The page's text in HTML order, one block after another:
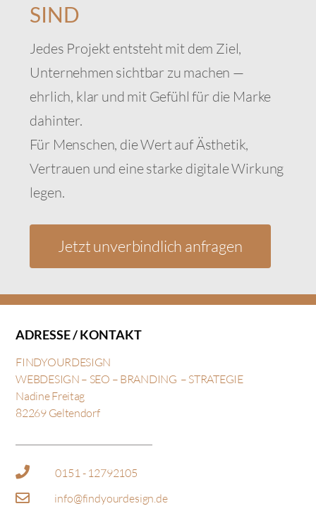
SIND
Jedes Projekt entsteht mit dem Ziel,
Unternehmen sichtbar zu machen —
ehrlich, klar und mit Gefühl für die Marke
dahinter.
Für Menschen, die Wert auf Ästhetik,
Vertrauen und eine starke digitale Wirkung
legen.
Jetzt unverbindlich anfragen
ADRESSE / KONTAKT
FINDYOURDESIGN
WEBDESIGN – SEO – BRANDING – STRATEGIE
Nadine Freitag
82269 Geltendorf
0151 - 12792105
info@findyourdesign.de